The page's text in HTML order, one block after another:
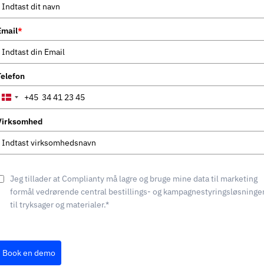
*
Denmark
+45
Jeg tillader at Complianty må lagre og bruge mine data til marketing
formål vedrørende central bestillings- og
til tryksager og materialer.*
Book en demo